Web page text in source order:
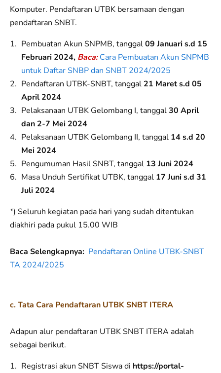
Komputer. Pendaftaran UTBK bersamaan dengan
pendaftaran SNBT.
Pembuatan Akun SNPMB, tanggal09 Januari s.d 15
Februari 2024, Baca: Cara Pembuatan Akun SNPMB
untuk Daftar SNBP dan SNBT 2024/2025
Pendaftaran UTBK-SNBT, tanggal 21 Maret s.d 05
April 2024
Pelaksanaan UTBK Gelombang I, tanggal30 April
dan 2-7 Mei 2024
Pelaksanaan UTBK Gelombang II, tanggal 14 s.d 20
Mei 2024
Pengumuman Hasil SNBT, tanggal 13 Juni 2024
Masa Unduh Sertifikat UTBK, tanggal 17 Juni s.d 31
Juli 2024
*) Seluruh kegiatan pada hari yang sudah ditentukan
diakhiri pada pukul 15.00 WIB
Baca Selengkapnya: Pendaftaran Online UTBK-SNBT
TA 2024/2025
c. Tata Cara Pendaftaran UTBK SNBT ITERA
Adapun alur pendaftaran UTBK SNBT ITERA adalah
sebagai berikut.
Registrasi akun SNBT Siswa di https://portal-